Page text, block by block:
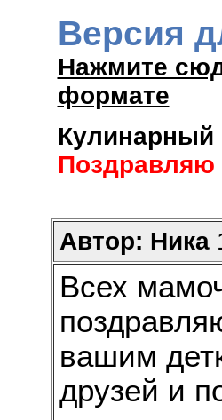
Версия
Нажмите
формате
Кулинарный
Поздравляю
Автор: Ника
Всех
вашим
друзей и